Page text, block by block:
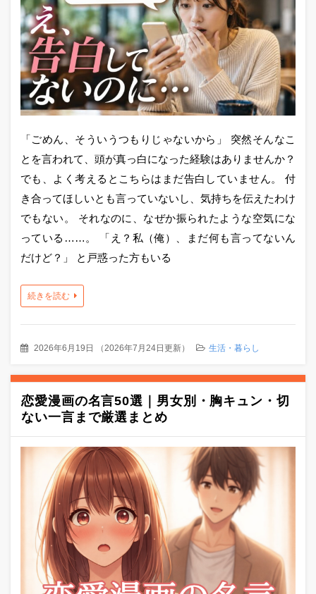
「ごめん、そういうつもりじゃないから」 突然そんなこ
とを言われて、頭が真っ白になった経験はありませんか？
でも、よく考えるとこちらはまだ告白していません。 付
き合ってほしいとも言っていないし、気持ちを伝えたわけ
でもない。 それなのに、なぜか振られたような空気にな
っている……。 「え？私（俺）、まだ何も言ってないん
だけど？」 と戸惑った方もいる
続きを読む
2026年6月19日 （2026年7月24日更新） 生活・暮らし
恋愛漫画の名言50選｜男女別・胸キュン・切
ない一言まで厳選まとめ